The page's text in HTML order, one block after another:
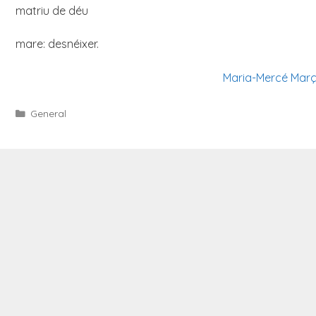
matriu de déu
mare: desnéixer.
Maria-Mercé
Categories
General